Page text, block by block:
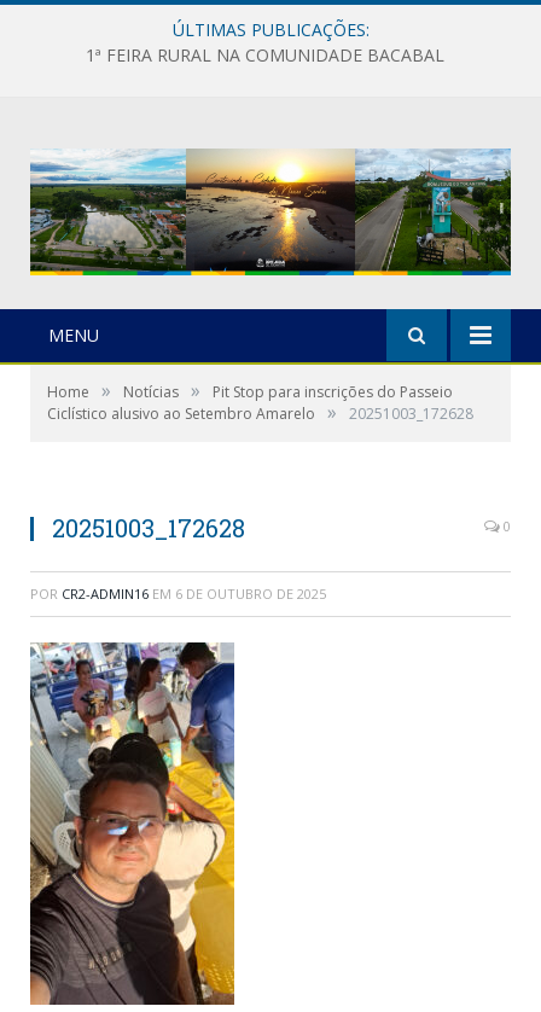
ÚLTIMAS PUBLICAÇÕES:
1ª FEIRA RURAL NA COMUNIDADE BACABAL
MENU
Home » Notícias »
Pit Stop para inscrições do Passeio
Ciclístico alusivo ao Setembro Amarelo
» 20251003_172628
20251003_172628 0
POR CR2-ADMIN16 EM 6 DE OUTUBRO DE 2025